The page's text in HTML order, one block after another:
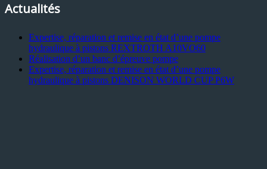
Actualités
Expertise, réparation et remise en état d’une pompe
hydraulique à pistons REXTROTH A10VO60
Réalisation d’un banc d’épreuve pompe
Expertise, réparation et remise en état d’une pompe
hydraulique à pistons DENISON WORLD CUP P6W